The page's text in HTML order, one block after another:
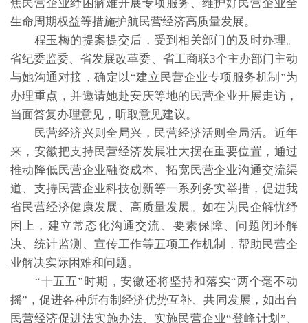
焦民营企业纾困解难开展专项服务、维护好民营企业全
生命周期权益等措施护航民营经济高质量发展。
程玉梅的提案提交后，受到相关部门的及时办理。
省纪委监委、省发展改革委、省工商联3个主办部门主动
与她沟通对接，确定以“建立民营企业专项服务机制”为
办理重点，并邀请她赴安庆等地的民营企业开展走访，
当面答复办理意见，听取意见建议。
民营经济兴则全局兴，民营经济活则全局活。近年
来，安徽把支持民营经济发展壮大摆在重要位置，通过
推动降低民营企业融资成本、拓宽民营企业沟通交流渠
道、支持民营企业科技创新等一系列务实举措，促进我
省民营经济健康发展、高质量发展。如在为民企解忧纾
困上，建立常态化沟通交流、要素保障、问题闭环解
决、统计监测、宣传工作等五项工作机制，帮助民营企
业解决实际困难和问题。
“十五五”时期，安徽还将坚持和落实“两个毫不动
摇”，促进各种所有制经济优势互补、共同发展，如出台
民营经济促进法实施办法、实施民营企业“登峰计划”、